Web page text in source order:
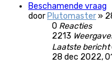
Beschamende vraag
door Plutomaster »
0 Reacties
2213
Laatste bericht
28 dec 2022,